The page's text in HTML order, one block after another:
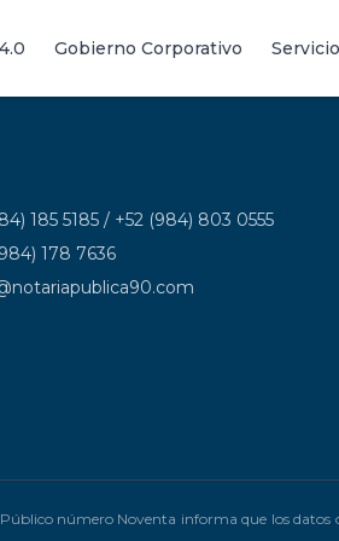
Gobierno Corporativo
185 5185 / +52 (984) 803 0555
178 7636
número Noventa informa que los